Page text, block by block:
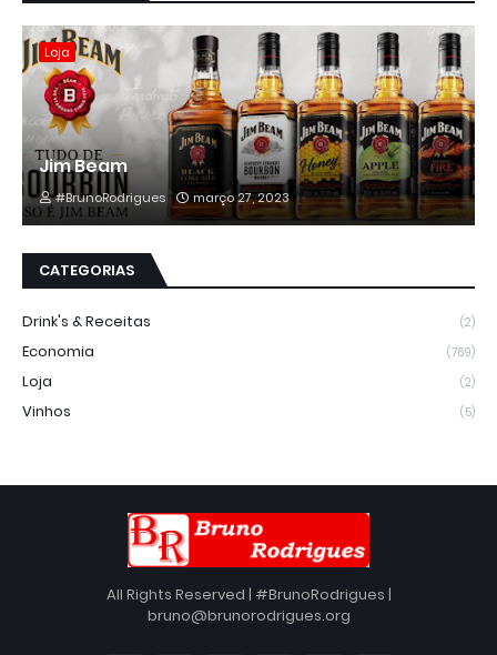
Loja
Jim Beam
#BrunoRodrigues março 27, 2023
CATEGORIAS
Drink's & Receitas (2)
Economia (769)
Loja (2)
Vinhos (5)
All Rights Reserved | #BrunoRodrigues |
bruno@brunorodrigues.org